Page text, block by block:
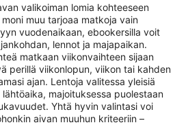
valikoiman lomia kohteeseen
moni muu tarjoaa matkoja vain
vuodenaikaan, ebookersilla voit
lennot ja majapaikan.
matkaan viikonvaihteen sijaan
perillä viikonlopun, viikon tai kahden
ajan. Lentoja valitessa yleisiä
majoituksessa puolestaan
Yhtä hyvin valintasi voi
aivan muuhun kriteeriin –